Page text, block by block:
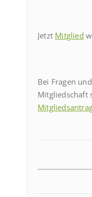
Jetzt Mitglied
Bei Fragen
Mitgliedschaft